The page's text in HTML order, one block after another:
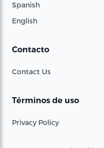
Spanish
English
Contacto
Contact Us
Términos de uso
Privacy Policy